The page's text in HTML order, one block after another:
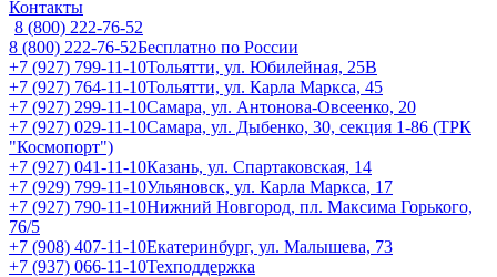
Контакты
8 (800) 222-76-52
8 (800) 222-76-52Бесплатно по России
+7 (927) 799-11-10Тольятти, ул. Юбилейная, 25В
+7 (927) 764-11-10Тольятти, ул. Карла Маркса, 45
+7 (927) 299-11-10Самара, ул. Антонова-Овсеенко, 20
+7 (927) 029-11-10Самара, ул. Дыбенко, 30, секция 1-86 (ТРК
"Космопорт")
+7 (927) 041-11-10Казань, ул. Спартаковская, 14
+7 (929) 799-11-10Ульяновск, ул. Карла Маркса, 17
+7 (927) 790-11-10Нижний Новгород, пл. Максима Горького,
76/5
+7 (908) 407-11-10Екатеринбург, ул. Малышева, 73
+7 (937) 066-11-10Техподдержка